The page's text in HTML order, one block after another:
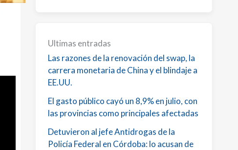
Ultimas entradas
Las razones de la renovación del swap, la
carrera monetaria de China y el blindaje a
EE.UU.
El gasto público cayó un 8,9% en julio, con
las provincias como principales afectadas
Detuvieron al jefe Antidrogas de la
Policía Federal en Córdoba: lo acusan de